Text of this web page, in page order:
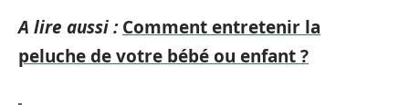
A lire aussi : Comment entretenir la
peluche de votre bébé ou enfant ?